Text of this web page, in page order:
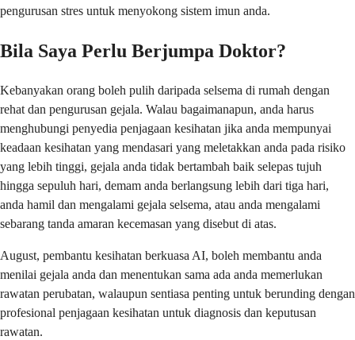
pengurusan stres untuk menyokong sistem imun anda.
Bila Saya Perlu Berjumpa Doktor?
Kebanyakan orang boleh pulih daripada selsema di rumah dengan
rehat dan pengurusan gejala. Walau bagaimanapun, anda harus
menghubungi penyedia penjagaan kesihatan jika anda mempunyai
keadaan kesihatan yang mendasari yang meletakkan anda pada risiko
yang lebih tinggi, gejala anda tidak bertambah baik selepas tujuh
hingga sepuluh hari, demam anda berlangsung lebih dari tiga hari,
anda hamil dan mengalami gejala selsema, atau anda mengalami
sebarang tanda amaran kecemasan yang disebut di atas.
August, pembantu kesihatan berkuasa AI, boleh membantu anda
menilai gejala anda dan menentukan sama ada anda memerlukan
rawatan perubatan, walaupun sentiasa penting untuk berunding dengan
profesional penjagaan kesihatan untuk diagnosis dan keputusan
rawatan.